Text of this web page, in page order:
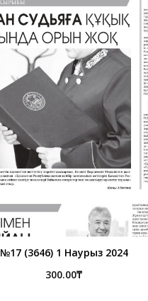
№17 (3646) 1 Наурыз 2024
300.00₸